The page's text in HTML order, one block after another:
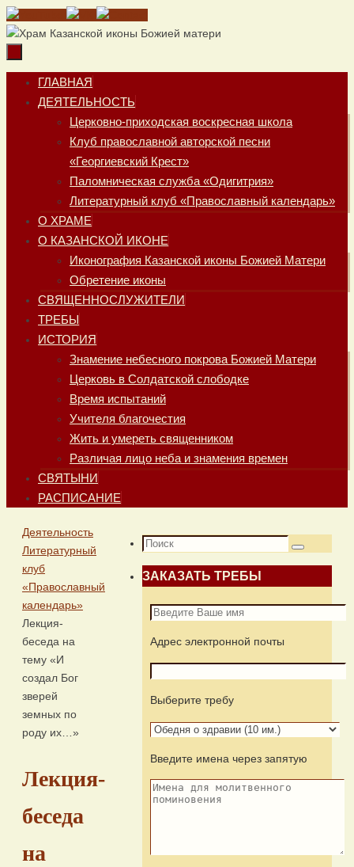
Перейти
к
Перейти
содержимому
ГЛАВНАЯ
ДЕЯТЕЛЬНОСТЬ
Церковно-приходская воскресная школа
Клуб православной авторской песни
«Георгиевский Крест»
Паломническая служба «Одигитрия»
Литературный клуб «Православный календарь»
О ХРАМЕ
О КАЗАНСКОЙ ИКОНЕ
Иконография Казанской иконы Божией Матери
Обретение иконы
СВЯЩЕННОСЛУЖИТЕЛИ
ТРЕБЫ
ИСТОРИЯ
Знамение небесного покрова Божией Матери
Церковь в Солдатской слободке
Время испытаний
Учителя благочестия
Жить и умереть священником
Различая лицо неба и знамения времен
СВЯТЫНИ
РАСПИСАНИЕ
Главная
Деятельность
Литературный
клуб
«Православный
календарь»
Лекция-
беседа на
тему «И
создал Бог
зверей
земных по
роду их…»
Лекция-
беседа
на
Что
Поиск
ЗАКАЗАТЬ ТРЕБЫ
Адрес электронной почты
Выберите требу
Введите имена через запятую